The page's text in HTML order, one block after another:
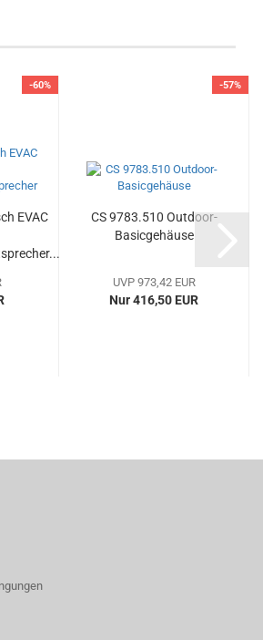
-60%
EVAC
-57%
CS 9783.510 Outdoor-
Basicgehäuse
UVP 973,42 EUR
Nur 416,50 EUR